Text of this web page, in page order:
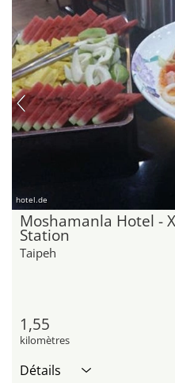
hotel.de
Moshamanla Hotel -
Station
Taipeh
1,55
kilomètres
Détails